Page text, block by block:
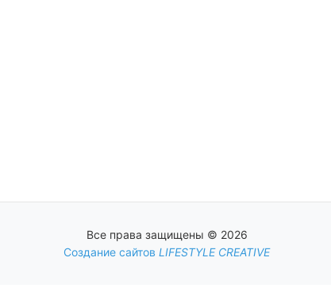
Все права защищены © 2026
Создание сайтов LIFESTYLE CREATIVE